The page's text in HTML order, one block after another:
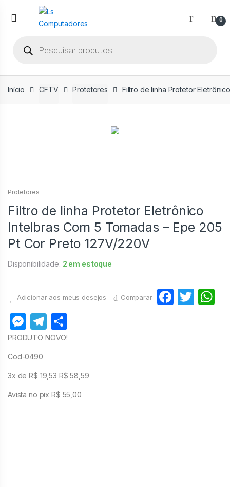
para
para
0
produtos
Início CFTV Protetores Filtro de linha Protetor
Protetores
Filtro de linha Protetor Eletrônico
Intelbras Com 5 Tomadas – Epe 205
Pt Cor Preto 127V/220V
Disponibilidade: 2 em estoque
Adicionar aos meus desejos Comparar
F T
M
e
s
s
n
T
el
gr
a
m
e
PRODUTO NOVO!
Cod-0490
3x de R$ 19,53 R$ 58,59
Avista no pix R$ 55,00